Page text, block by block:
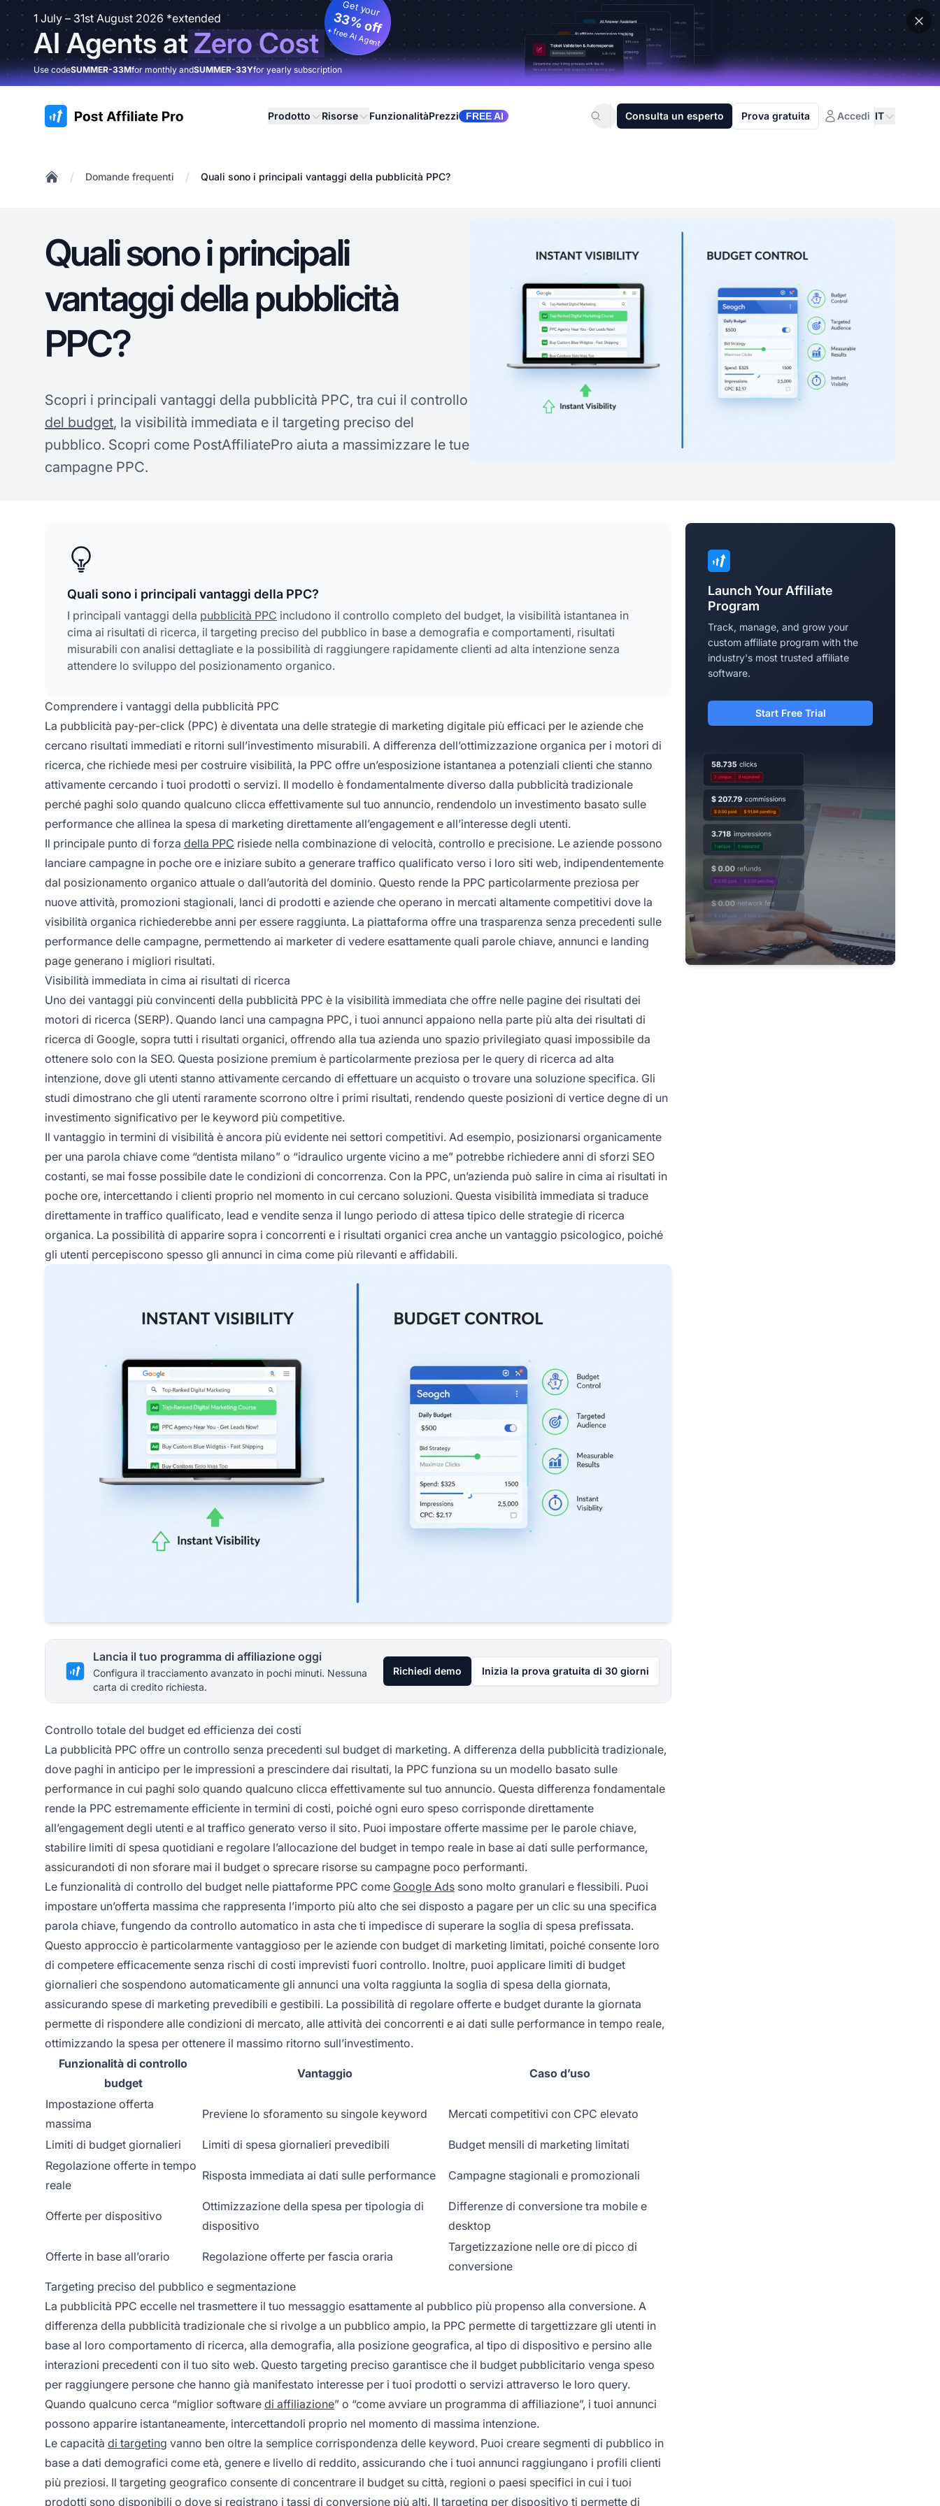
1 July – 31st August 2026 *extended
AI Agents atZero Cost
Get your
33% off
+ free AI Agent
Use codeSUMMER-33Mfor monthly andSUMMER-33Yfor yearly subscription
:site.title Prodotto Risorse FunzionalitàPrezzi FREE AI Consulta un esperto Prova gratuita Accedi IT
/ Domande frequenti / Quali sono i principali vantaggi della pubblicità PPC?
Quali sono i principali
vantaggi della pubblicità
PPC?
Scopri i principali vantaggi della pubblicità PPC, tra cui il controllo
del budget, la visibilità immediata e il targeting preciso del
pubblico. Scopri come PostAffiliatePro aiuta a massimizzare le tue
campagne PPC.
Quali sono i principali vantaggi della PPC?
I principali vantaggi della pubblicità PPC includono il controllo completo del budget, la visibilità istantanea in
cima ai risultati di ricerca, il targeting preciso del pubblico in base a demografia e comportamenti, risultati
misurabili con analisi dettagliate e la possibilità di raggiungere rapidamente clienti ad alta intenzione senza
attendere lo sviluppo del posizionamento organico.
Comprendere i vantaggi della pubblicità PPC
La pubblicità pay-per-click (PPC) è diventata una delle strategie di marketing digitale più efficaci per le aziende che
cercano risultati immediati e ritorni sull’investimento misurabili. A differenza dell’ottimizzazione organica per i motori di
ricerca, che richiede mesi per costruire visibilità, la PPC offre un’esposizione istantanea a potenziali clienti che stanno
attivamente cercando i tuoi prodotti o servizi. Il modello è fondamentalmente diverso dalla pubblicità tradizionale
perché paghi solo quando qualcuno clicca effettivamente sul tuo annuncio, rendendolo un investimento basato sulle
performance che allinea la spesa di marketing direttamente all’engagement e all’interesse degli utenti.
Il principale punto di forza della PPC risiede nella combinazione di velocità, controllo e precisione. Le aziende possono
lanciare campagne in poche ore e iniziare subito a generare traffico qualificato verso i loro siti web, indipendentemente
dal posizionamento organico attuale o dall’autorità del dominio. Questo rende la PPC particolarmente preziosa per
nuove attività, promozioni stagionali, lanci di prodotti e aziende che operano in mercati altamente competitivi dove la
visibilità organica richiederebbe anni per essere raggiunta. La piattaforma offre una trasparenza senza precedenti sulle
performance delle campagne, permettendo ai marketer di vedere esattamente quali parole chiave, annunci e landing
page generano i migliori risultati.
Visibilità immediata in cima ai risultati di ricerca
Uno dei vantaggi più convincenti della pubblicità PPC è la visibilità immediata che offre nelle pagine dei risultati dei
motori di ricerca (SERP). Quando lanci una campagna PPC, i tuoi annunci appaiono nella parte più alta dei risultati di
ricerca di Google, sopra tutti i risultati organici, offrendo alla tua azienda uno spazio privilegiato quasi impossibile da
ottenere solo con la SEO. Questa posizione premium è particolarmente preziosa per le query di ricerca ad alta
intenzione, dove gli utenti stanno attivamente cercando di effettuare un acquisto o trovare una soluzione specifica. Gli
studi dimostrano che gli utenti raramente scorrono oltre i primi risultati, rendendo queste posizioni di vertice degne di un
investimento significativo per le keyword più competitive.
Il vantaggio in termini di visibilità è ancora più evidente nei settori competitivi. Ad esempio, posizionarsi organicamente
per una parola chiave come “dentista milano” o “idraulico urgente vicino a me” potrebbe richiedere anni di sforzi SEO
costanti, se mai fosse possibile date le condizioni di concorrenza. Con la PPC, un’azienda può salire in cima ai risultati in
poche ore, intercettando i clienti proprio nel momento in cui cercano soluzioni. Questa visibilità immediata si traduce
direttamente in traffico qualificato, lead e vendite senza il lungo periodo di attesa tipico delle strategie di ricerca
organica. La possibilità di apparire sopra i concorrenti e i risultati organici crea anche un vantaggio psicologico, poiché
gli utenti percepiscono spesso gli annunci in cima come più rilevanti e affidabili.
Lancia il tuo programma di affiliazione oggi
Configura il tracciamento avanzato in pochi minuti. Nessuna
carta di credito richiesta.
Richiedi demo Inizia la prova gratuita di 30 giorni
Controllo totale del budget ed efficienza dei costi
La pubblicità PPC offre un controllo senza precedenti sul budget di marketing. A differenza della pubblicità tradizionale,
dove paghi in anticipo per le impressioni a prescindere dai risultati, la PPC funziona su un modello basato sulle
performance in cui paghi solo quando qualcuno clicca effettivamente sul tuo annuncio. Questa differenza fondamentale
rende la PPC estremamente efficiente in termini di costi, poiché ogni euro speso corrisponde direttamente
all’engagement degli utenti e al traffico generato verso il sito. Puoi impostare offerte massime per le parole chiave,
stabilire limiti di spesa quotidiani e regolare l’allocazione del budget in tempo reale in base ai dati sulle performance,
assicurandoti di non sforare mai il budget o sprecare risorse su campagne poco performanti.
Le funzionalità di controllo del budget nelle piattaforme PPC come Google Ads sono molto granulari e flessibili. Puoi
impostare un’offerta massima che rappresenta l’importo più alto che sei disposto a pagare per un clic su una specifica
parola chiave, fungendo da controllo automatico in asta che ti impedisce di superare la soglia di spesa prefissata.
Questo approccio è particolarmente vantaggioso per le aziende con budget di marketing limitati, poiché consente loro
di competere efficacemente senza rischi di costi imprevisti fuori controllo. Inoltre, puoi applicare limiti di budget
giornalieri che sospendono automaticamente gli annunci una volta raggiunta la soglia di spesa della giornata,
assicurando spese di marketing prevedibili e gestibili. La possibilità di regolare offerte e budget durante la giornata
permette di rispondere alle condizioni di mercato, alle attività dei concorrenti e ai dati sulle performance in tempo reale,
ottimizzando la spesa per ottenere il massimo ritorno sull’investimento.
Funzionalità di controllo
budget
Vantaggio Caso d’uso
Impostazione offerta
massima
Previene lo sforamento su singole keyword Mercati competitivi con CPC elevato
Limiti di budget giornalieri Limiti di spesa giornalieri prevedibili
Budget mensili di marketing limitati
Regolazione offerte in tempo
reale
Risposta immediata ai dati sulle performance Campagne stagionali e promozionali
Offerte per dispositivo
Ottimizzazione della spesa per tipologia di
dispositivo
Differenze di conversione tra mobile e
desktop
Offerte in base all’orario Regolazione offerte per fascia oraria
Targetizzazione nelle ore di picco di
conversione
Targeting preciso del pubblico e segmentazione
La pubblicità PPC eccelle nel trasmettere il tuo messaggio esattamente al pubblico più propenso alla conversione. A
differenza della pubblicità tradizionale che si rivolge a un pubblico ampio, la PPC permette di targettizzare gli utenti in
base al loro comportamento di ricerca, alla demografia, alla posizione geografica, al tipo di dispositivo e persino alle
interazioni precedenti con il tuo sito web. Questo targeting preciso garantisce che il budget pubblicitario venga speso
per raggiungere persone che hanno già manifestato interesse per i tuoi prodotti o servizi attraverso le loro query.
Quando qualcuno cerca “miglior software di affiliazione” o “come avviare un programma di affiliazione”, i tuoi annunci
possono apparire istantaneamente, intercettandoli proprio nel momento di massima intenzione.
Le capacità di targeting vanno ben oltre la semplice corrispondenza delle keyword. Puoi creare segmenti di pubblico in
base a dati demografici come età, genere e livello di reddito, assicurando che i tuoi annunci raggiungano i profili clienti
più preziosi. Il targeting geografico consente di concentrare il budget su città, regioni o paesi specifici in cui i tuoi
prodotti sono disponibili o dove si registrano i tassi di conversione più alti. Il targeting per dispositivo ti permette di
Launch Your Affiliate
Program
Track, manage, and grow your
custom affiliate program with the
industry's most trusted affiliate
software.
Start Free Trial